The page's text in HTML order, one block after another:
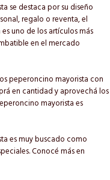
se destaca por su diseño
regalo o reventa, el
uno de los artículos más
en el mercado
peperoncino mayorista con
en cantidad y aprovechá los
mayorista es
es muy buscado como
Conocé más en